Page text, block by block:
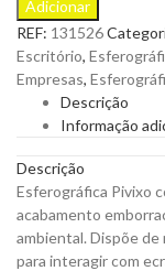
com
Corpo
em
Alumínio
Reciclado
com
Emborrachado
para
Personalizar
quantity
Adicionar
REF: 131526
Escritório,
Empresas,
Descrição
Informação
Descrição
Esferográfica Pivixo
acabamento
ambiental. Dispõe
para interagir com